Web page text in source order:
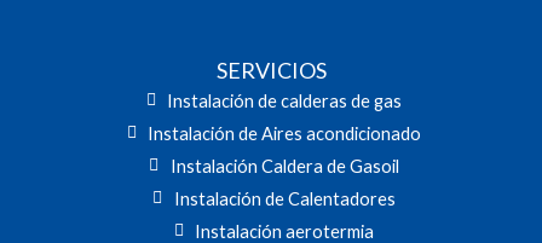
SERVICIOS
Instalación de calderas de gas
Instalación de Aires acondicionado
Instalación Caldera de Gasoil
Instalación de Calentadores
Instalación aerotermia